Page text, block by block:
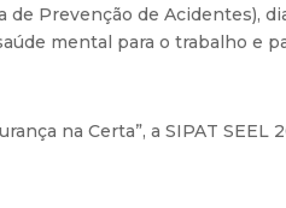
de Prevenção de Acidentes),
mental para o trabalho e
na Certa”, a SIPAT